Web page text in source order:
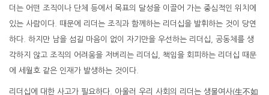
더는 어떤 조직이나 단체 등에서 목표의 달성을 이끌어 가는 중심적인 위치에
있는 사람이다. 때문에 리더는 조직과 함께하는 리더십을 발휘하는 것이 당연
하다. 하지만 남을 섬길 마음이 없이 자기만을 우선하는 리더십, 공동체를 생
각하지 않고 조직의 어려움을 저버리는 리더십, 책임을 회피하는 리더십 때문
에 세월호 같은 인재가 발생하는 것이다.
리더십에 대한 사고가 필요하다. 아울러 우리 사회의 리더는 생불여사(生不如